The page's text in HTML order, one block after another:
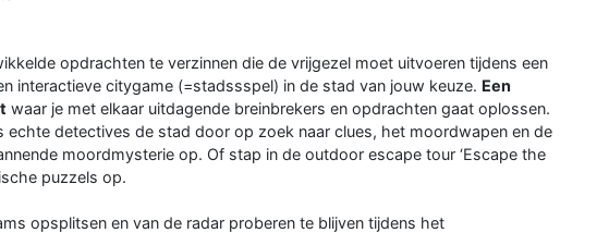
opdrachten te verzinnen die de vrijgezel moet uitvoeren tijdens een
interactieve citygame (=stadssspel) in de stad van jouw keuze. Een
waar je met elkaar uitdagende breinbrekers en opdrachten gaat oplossen.
echte detectives de stad door op zoek naar clues, het moordwapen en de
moordmysterie op. Of stap in de outdoor escape tour ‘Escape the
puzzels op.
opsplitsen en van de radar proberen te blijven tijdens het